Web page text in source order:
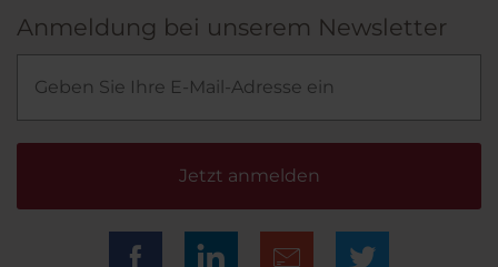
Anmeldung bei unserem Newsletter
Jetzt anmelden